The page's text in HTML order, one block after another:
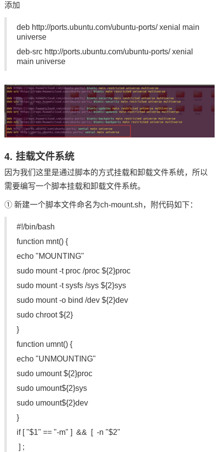
添加
deb http://ports.ubuntu.com/ubuntu-ports/ xenial main
universe
deb-src http://ports.ubuntu.com/ubuntu-ports/ xenial
main universe
4. 挂载文件系统
因为我们这里是通过脚本的方式挂载和卸载文件系统，所以
需要编写一个脚本挂载和卸载文件系统。
① 新建一个脚本文件命名为ch-mount.sh，附代码如下：
#!/bin/bash
function mnt() {
echo "MOUNTING"
sudo mount -t proc /proc ${2}proc
sudo mount -t sysfs /sys ${2}sys
sudo mount -o bind /dev ${2}dev
sudo chroot ${2}
}
function umnt() {
echo "UNMOUNTING"
sudo umount ${2}proc
sudo umount${2}sys
sudo umount${2}dev
}
if [ "$1" == "-m" ] && [ -n "$2"
] ;